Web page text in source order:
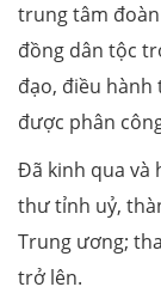
trung tâm
đồng dân tộc
đạo, điều hành
được phân
Đã kinh qua và
thư tỉnh uỷ,
Trung ương;
trở lên.